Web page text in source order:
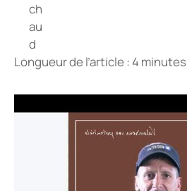
Longueur de l’article : 4 minutes